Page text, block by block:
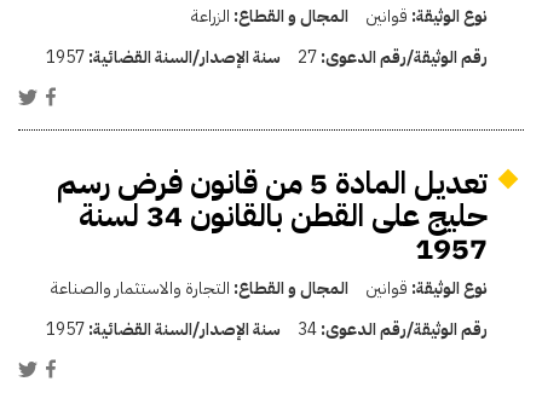
نوع الوثيقة: قوانين المجال و القطاع: الزراعة
رقم الوثيقة/رقم الدعوى:27 سنة الإصدار/السنة القضائية:1957
تعديل المادة 5 من قانون فرض رسم
حليج على القطن بالقانون 34 لسنة
1957
نوع الوثيقة: قوانين المجال و القطاع: التجارة والاستثمار والصناعة
رقم الوثيقة/رقم الدعوى:34 سنة الإصدار/السنة القضائية:1957